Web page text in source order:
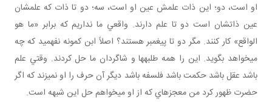
او است، دو؛ اين ذات علمش عين او است، سه؛ دو تا ذات که علمشان
عين ذاتشان است دو تا علم دارند. واقعي ما نداريم که برابر «ما هو
الواقع» کار کنند. مگر دو تا پيغمبر هستند؟ اصلاً ابن کمونه نفهميد که چه
مي خواهد بگويد. اين را همه طلبه ها و شاگردان ما حل کردند. وقتي علم
باشد عقل باشد حکمت باشد فلسفه باشد ديگر آن حرف را او نمي زند که اگر
حضرت ظهور کرد من معجزه اي که از او مي خواهم حل اين شبهه است.